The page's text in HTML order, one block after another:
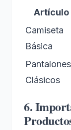
Artículo
Camiseta
Básica
Pantalones
Clásicos
6.